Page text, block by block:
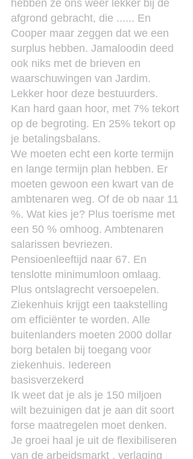
hebben ze ons weer lekker bij de
afgrond gebracht, die ...... En
Cooper maar zeggen dat we een
surplus hebben. Jamaloodin deed
ook niks met de brieven en
waarschuwingen van Jardim.
Lekker hoor deze bestuurders.
Kan hard gaan hoor, met 7% tekort
op de begroting. En 25% tekort op
je betalingsbalans.
We moeten echt een korte termijn
en lange termijn plan hebben. Er
moeten gewoon een kwart van de
ambtenaren weg. Of de ob naar 11
%. Wat kies je? Plus toerisme met
een 50 % omhoog. Ambtenaren
salarissen bevriezen.
Pensioenleeftijd naar 67. En
tenslotte minimumloon omlaag.
Plus ontslagrecht versoepelen.
Ziekenhuis krijgt een taakstelling
om efficiënter te worden. Alle
buitenlanders moeten 2000 dollar
borg betalen bij toegang voor
ziekenhuis. Iedereen
basisverzekerd
Ik weet dat je als je 150 miljoen
wilt bezuinigen dat je aan dit soort
forse maatregelen moet denken.
Je groei haal je uit de flexibiliseren
van de arbeidsmarkt , verlaging